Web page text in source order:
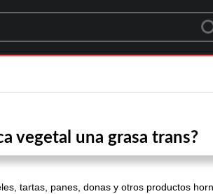
vegetal una grasa trans?
tartas, panes, donas y otros productos